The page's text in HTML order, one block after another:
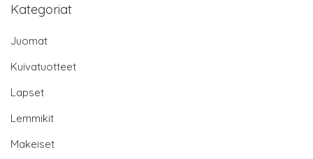
Kategoriat
Juomat
Kuivatuotteet
Lapset
Lemmikit
Makeiset